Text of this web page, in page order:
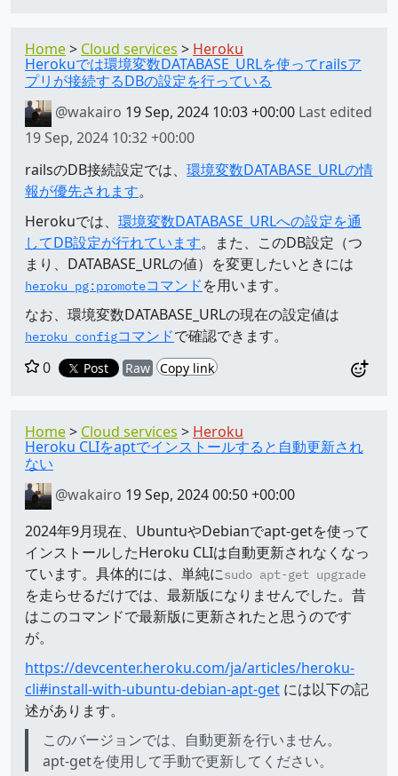
Home Cloud services Heroku
Herokuでは環境変数DATABASE_URLを使ってrailsア
プリが接続するDBの設定を行っている
@wakairo 19 Sep, 2024 10:03 +00:00 Last edited
19 Sep, 2024 10:32 +00:00
railsのDB接続設定では、 環境変数DATABASE_URLの情
報が優先されます。
Herokuでは、 環境変数DATABASE_URLへの設定を通
してDB設定が行れています。また、このDB設定（つ
まり、DATABASE_URLの値）を変更したいときには
heroku pg:promote​コマンドを用います。
なお、環境変数DATABASE_URLの現在の設定値は
heroku configコマンドで確認できます。
0
Post Raw Copy link
Home Cloud services Heroku
Heroku CLIをaptでインストールすると自動更新され
ない
@wakairo 19 Sep, 2024 00:50 +00:00
2024年9月現在、UbuntuやDebianでapt-getを使って
インストールしたHeroku CLIは自動更新されなくなっ
ています。具体的には、単純にsudo apt-get upgrade
を走らせるだけでは、最新版になりませんでした。昔
はこのコマンドで最新版に更新されたと思うのです
が。
https://devcenter.heroku.com/ja/articles/heroku-
cli#install-with-ubuntu-debian-apt-get には以下の記
述があります。
このバージョンでは、自動更新を行いません。
apt-get​を使用して手動で更新してください。